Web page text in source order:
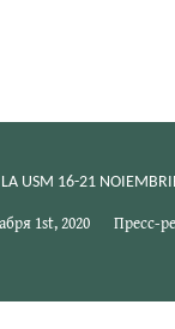
LA USM 16-21
1st, 2020 Пресс-